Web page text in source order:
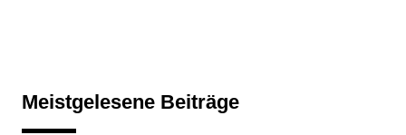
Meistgelesene Beiträge